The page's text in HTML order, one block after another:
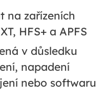
na zařízeních
HFS+ a APFS
v důsledku
napadení
nebo softwaru